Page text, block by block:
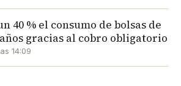
40 % el consumo de bolsas de
gracias al cobro obligatorio
14:09